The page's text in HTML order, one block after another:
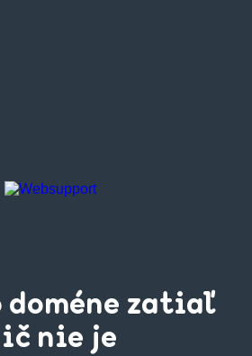
doméne zatiaľ
nie je